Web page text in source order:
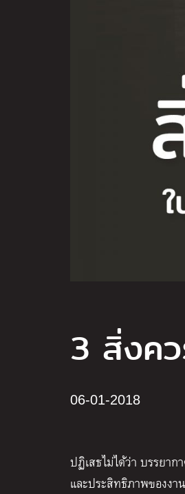
3 สิ่งค
06-01-2018
ปฏิเสธไม่ได้ว่า บรรยา
และประสิทธิภาพของงา